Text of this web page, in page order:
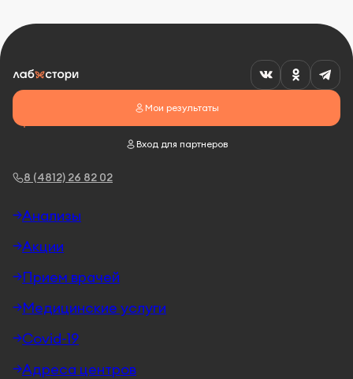
8 (4812) 26 82 02
Мои результаты
Вход для партнеров
Анализы
Акции
Прием врачей
Медицинские услуги
Covid-19
Адреса центров